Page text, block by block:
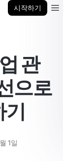
시작하기
관
으로
기
1일